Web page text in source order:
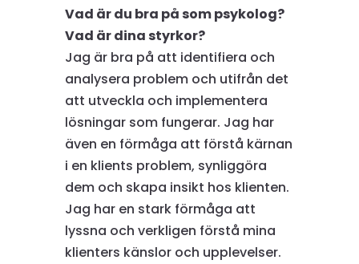
Vad är du bra på som psykolog?
Vad är dina styrkor?
Jag är bra på att identifiera och
analysera problem och utifrån det
att utveckla och implementera
lösningar som fungerar. Jag har
även en förmåga att förstå kärnan
i en klients problem, synliggöra
dem och skapa insikt hos klienten.
Jag har en stark förmåga att
lyssna och verkligen förstå mina
klienters känslor och upplevelser.